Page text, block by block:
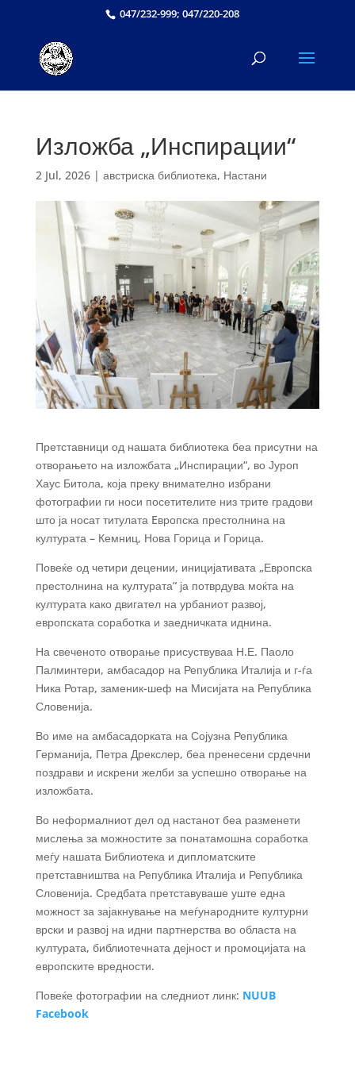
047/232-999; 047/220-208
Изложба „Инспирации“
2 Jul, 2026| австриска библиотека, Настани
Претставници од нашата библиотека беа присутни на
отворањето на изложбата „Инспирации“, во Јуроп
Хаус Битола, која преку внимателно избрани
фотографии ги носи посетителите низ трите градови
што ја носат титулата Eвропска престолнина на
културата – Кемниц, Нова Горица и Горица.
Повеќе од четири децении, иницијативата „Европска
престолнина на културата“ ја потврдува моќта на
културата како двигател на урбаниот развој,
европската соработка и заедничката иднина.
На свеченото отворање присуствуваа Н.Е. Паоло
Палминтери, амбасадор на Република Италија и г-ѓа
Ника Ротар, заменик-шеф на Мисијата на Република
Словенија.
Во име на амбасадорката на Сојузна Република
Германија, Петра Дрекслер, беа пренесени срдечни
поздрави и искрени желби за успешно отворање на
изложбата.
Во неформалниот дел од настанот беа разменети
мислења за можностите за понатамошна соработка
меѓу нашата Библиотека и дипломатските
претставништва на Република Италија и Република
Словенија. Средбата претставуваше уште една
можност за зајакнување на меѓународните културни
врски и развој на идни партнерства во областа на
културата, библиотечната дејност и промоцијата на
европските вредности.
Повеќе фотографии на следниот линк: NUUB
Facebook